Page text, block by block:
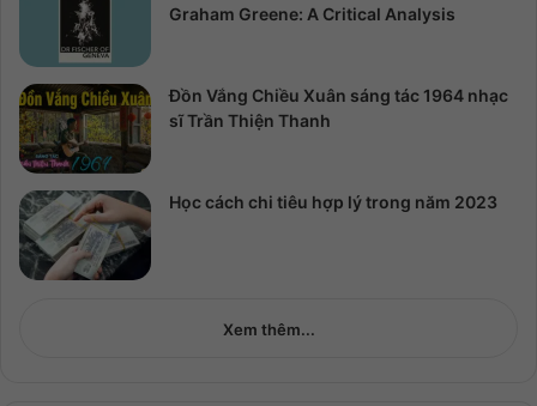
Graham Greene: A Critical Analysis
Đồn Vắng Chiều Xuân sáng tác 1964 nhạc
sĩ Trần Thiện Thanh
Học cách chi tiêu hợp lý trong năm 2023
Xem thêm...